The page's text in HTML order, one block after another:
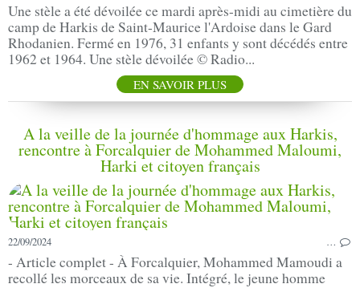
Une stèle a été dévoilée ce mardi après-midi au cimetière du
camp de Harkis de Saint-Maurice l'Ardoise dans le Gard
Rhodanien. Fermé en 1976, 31 enfants y sont décédés entre
1962 et 1964. Une stèle dévoilée © Radio...
EN SAVOIR PLUS
A la veille de la journée d'hommage aux Harkis,
rencontre à Forcalquier de Mohammed Maloumi,
Harki et citoyen français
22/09/2024 …
- Article complet - À Forcalquier, Mohammed Mamoudi a
recollé les morceaux de sa vie. Intégré, le jeune homme